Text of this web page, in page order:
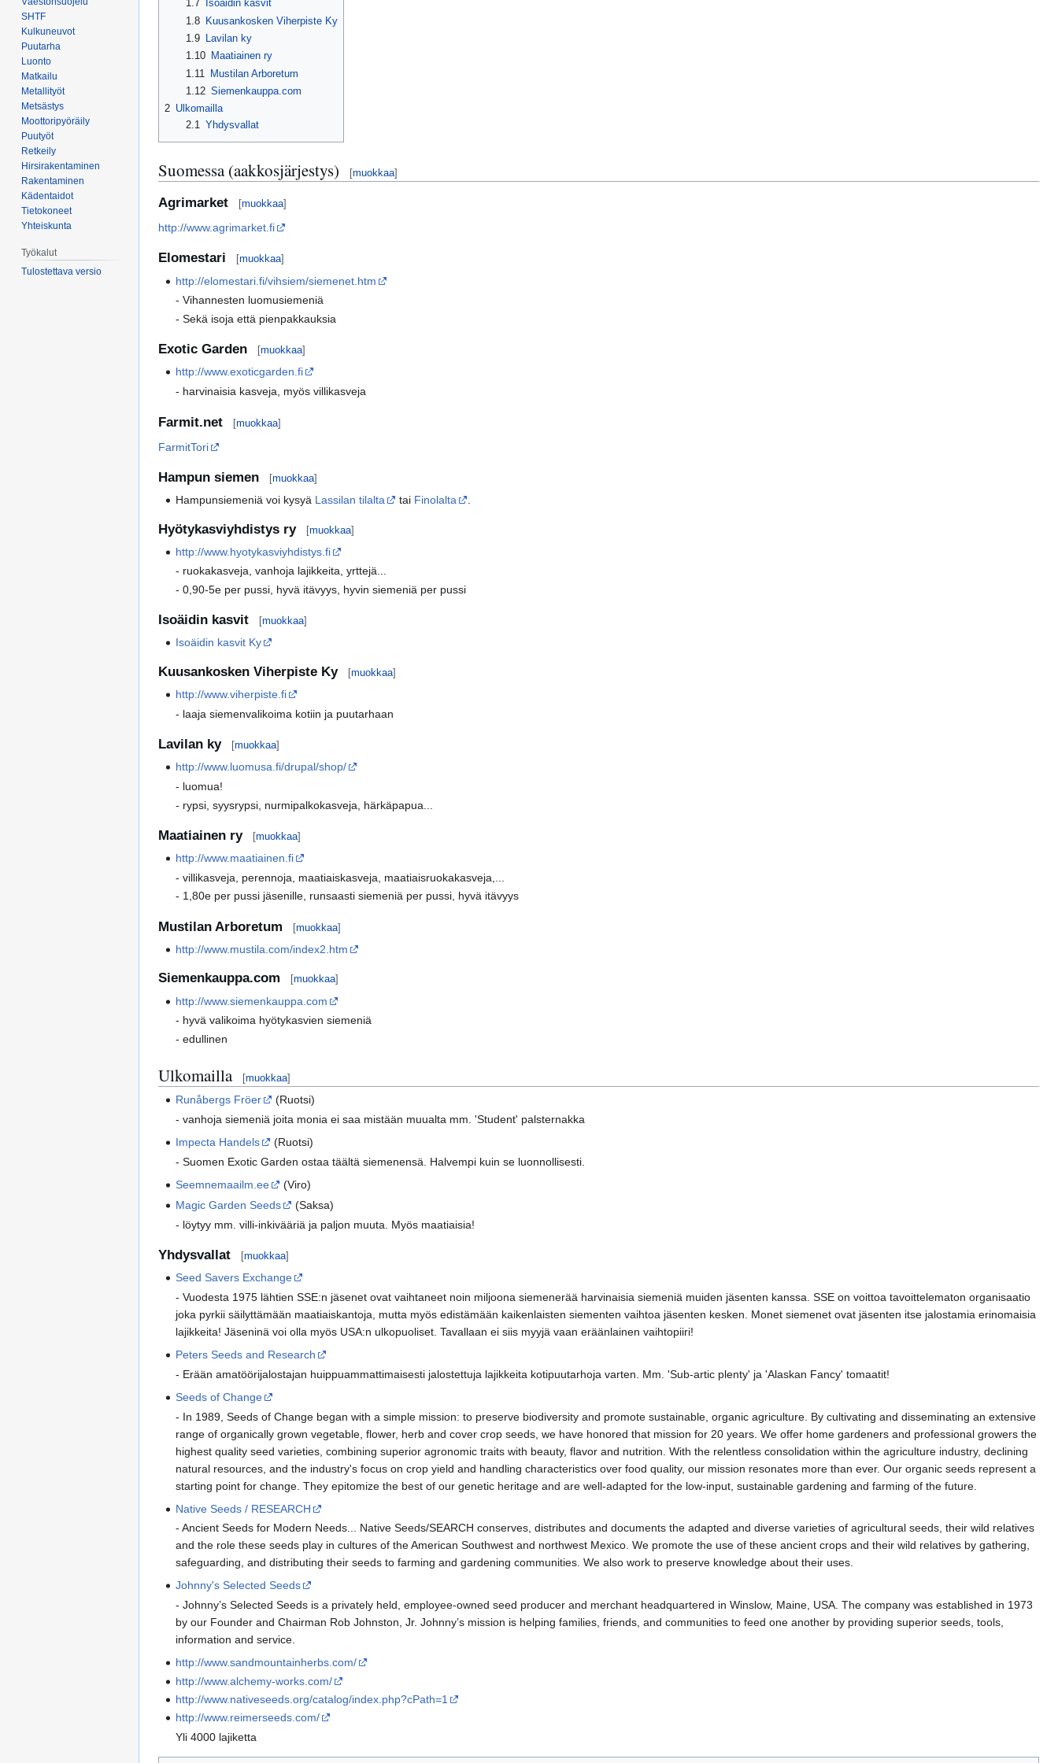
1.7
Isoäidin kasvit
1.8 Kuusankosken Viherpiste Ky
1.9
Lavilan ky
1.10
Maatiainen ry
1.11
Mustilan Arboretum
1.12 Siemenkauppa.com
2 Ulkomailla
2.1 Yhdysvallat
Suomessa (aakkosjärjestys) [muokkaa]
Agrimarket [muokkaa]
http://www.agrimarket.fi
Elomestari [muokkaa]
http://elomestari.fi/vihsiem/siemenet.htm
- Vihannesten luomusiemeniä
- Sekä isoja että pienpakkauksia
Exotic Garden [muokkaa]
http://www.exoticgarden.fi
- harvinaisia kasveja, myös villikasveja
Farmit.net [muokkaa]
FarmitTori
Hampun siemen [muokkaa]
Hampunsiemeniä voi kysyä Lassilan tilalta tai Finolalta
Hyötykasviyhdistys ry [muokkaa]
http://www.hyotykasviyhdistys.fi
- ruokakasveja, vanhoja lajikkeita, yrttejä...
- 0,90-5e per pussi, hyvä itävyys, hyvin siemeniä per pussi
Isoäidin kasvit [muokkaa]
Isoäidin kasvit Ky
Kuusankosken Viherpiste Ky [muokkaa]
http://www.viherpiste.fi
- laaja siemenvalikoima kotiin ja puutarhaan
Lavilan ky [muokkaa]
http://www.luomusa.fi/drupal/shop/
- luomua!
- rypsi, syysrypsi, nurmipalkokasveja, härkäpapua...
Maatiainen ry [muokkaa]
http://www.maatiainen.fi
- villikasveja, perennoja, maatiaiskasveja, maatiaisruokakasveja,...
- 1,80e per pussi jäsenille, runsaasti siemeniä per pussi, hyvä itävyys
Mustilan Arboretum [muokkaa]
http://www.mustila.com/index2.htm
Siemenkauppa.com [muokkaa]
http://www.siemenkauppa.com
- hyvä valikoima hyötykasvien siemeniä
- edullinen
Ulkomailla [muokkaa]
Runåbergs Fröer
(Ruotsi)
- vanhoja siemeniä joita monia ei saa mistään muualta mm. 'Student' palsternakka
Impecta Handels
(Ruotsi)
- Suomen Exotic Garden ostaa täältä siemenensä. Halvempi kuin se luonnollisesti.
Seemnemaailm.ee
(Viro)
Magic Garden Seeds
(Saksa)
- löytyy mm. villi-inkivääriä ja paljon muuta. Myös maatiaisia!
Yhdysvallat [muokkaa]
Seed Savers Exchange
- Vuodesta 1975 lähtien SSE:n jäsenet ovat vaihtaneet noin miljoona siemenerää harvinaisia siemeniä muiden jäsenten kanssa. SSE on voittoa tavoittelematon organisaatio
joka pyrkii säilyttämään maatiaiskantoja, mutta myös edistämään kaikenlaisten siementen vaihtoa jäsenten kesken. Monet siemenet ovat jäsenten itse jalostamia erinomaisia
lajikkeita! Jäseninä voi olla myös USA:n ulkopuoliset. Tavallaan ei siis myyjä vaan eräänlainen vaihtopiiri!
Peters Seeds and Research
- Erään amatöörijalostajan huippuammattimaisesti jalostettuja lajikkeita kotipuutarhoja varten. Mm. 'Sub-artic plenty' ja 'Alaskan Fancy' tomaatit!
Seeds of Change
- In 1989, Seeds of Change began with a simple mission: to preserve biodiversity and promote sustainable, organic agriculture. By cultivating and disseminating an extensive
range of organically grown vegetable, flower, herb and cover crop seeds, we have honored that mission for 20 years. We offer home gardeners and professional growers the
highest quality seed varieties, combining superior agronomic traits with beauty, flavor and nutrition. With the relentless consolidation within the agriculture industry, declining
natural resources, and the industry's focus on crop yield and handling characteristics over food quality, our mission resonates more than ever. Our organic seeds represent a
starting point for change. They epitomize the best of our genetic heritage and are well-adapted for the low-input, sustainable gardening and farming of the future.
Native Seeds / RESEARCH
- Ancient Seeds for Modern Needs... Native Seeds/SEARCH conserves, distributes and documents the adapted and diverse varieties of agricultural seeds, their wild relatives
and the role these seeds play in cultures of the American Southwest and northwest Mexico. We promote the use of these ancient crops and their wild relatives by gathering,
safeguarding, and distributing their seeds to farming and gardening communities. We also work to preserve knowledge about their uses.
Johnny's Selected Seeds
- Johnny’s Selected Seeds is a privately held, employee-owned seed producer and merchant headquartered in Winslow, Maine, USA. The company was established in 1973
by our Founder and Chairman Rob Johnston, Jr. Johnny’s mission is helping families, friends, and communities to feed one another by providing superior seeds, tools,
information and service.
http://www.sandmountainherbs.com/
http://www.alchemy-works.com/
http://www.nativeseeds.org/catalog/index.php?cPath=1
http://www.reimerseeds.com/
Yli 4000 lajiketta
SHTF
Kulkuneuvot
Puutarha
Luonto
Matkailu
Metallityöt
Metsästys
Moottoripyöräily
Puutyöt
Retkeily
Hirsirakentaminen
Rakentaminen
Kädentaidot
Tietokoneet
Yhteiskunta
Työkalut
Tulostettava versio